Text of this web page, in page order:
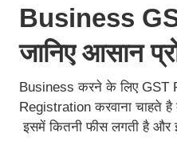
Business
जानिए आसान
Business करने के लिए GST
Registration करवाना चाहते
इसमें कितनी फीस लगती है और